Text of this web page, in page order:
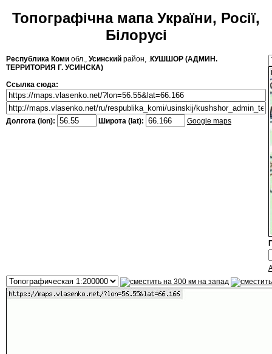
Топографічна мапа України, Росії,
Білорусі
Республика Коми обл., Усинский район, .КУШШОР (АДМИН.
ТЕРРИТОРИЯ Г. УСИНСКА)
Ссылка сюда:
Долгота (lon): Широта (lat): Google maps